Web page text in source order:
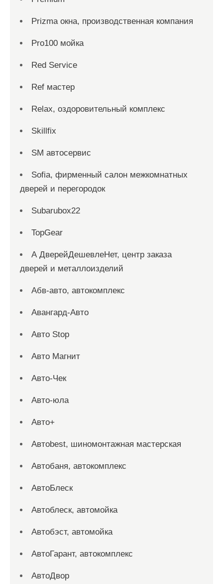
Prizma окна, производственная компания
Pro100 мойка
Red Service
Ref мастер
Relax, оздоровительный комплекс
Skillfix
SM автосервис
Sofia, фирменный салон межкомнатных
дверей и перегородок
Subarubox22
TopGear
А ДверейДешевлеНет, центр заказа
дверей и металлоизделий
Абв-авто, автокомплекс
Авангард-Авто
Авто Stop
Авто Магнит
Авто-Чек
Авто-юла
Авто+
Автоbest, шиномонтажная мастерская
Автобаня, автокомплекс
АвтоБлеск
Автоблеск, автомойка
Автобэст, автомойка
АвтоГарант, автокомплекс
АвтоДвор